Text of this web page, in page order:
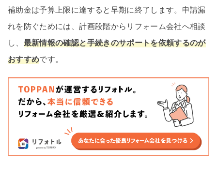
補助金は予算上限に達すると早期に終了します。申請漏
れを防ぐためには、計画段階からリフォーム会社へ相談
し、 最新情報の確認と手続きのサポートを依頼するのが
おすすめです。